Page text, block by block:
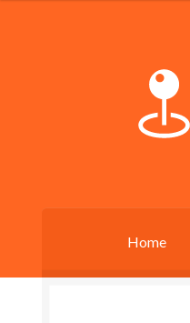
Skip
navigation
Skip
content
Home